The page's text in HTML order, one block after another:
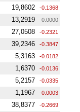
19,8602 -0.1368
13,2919 0.0000
27,0508 -0.2321
39,2346 -0.3847
5,3163 -0.0182
1,6370 -0.0136
5,2157 -0.0335
1,1967 -0.0003
38,8377 -0.2669